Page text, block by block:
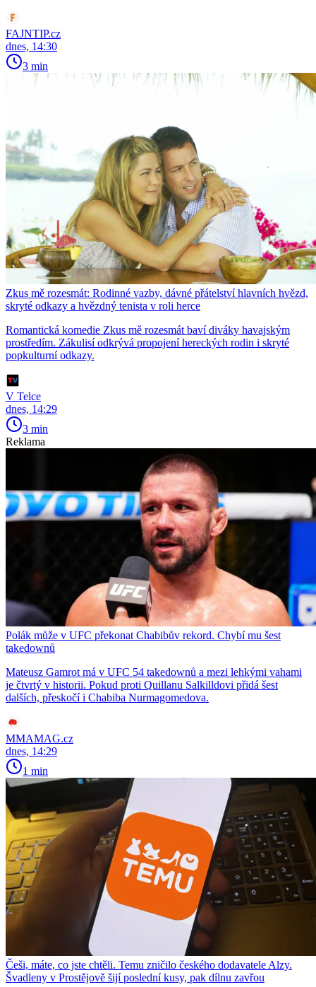
FAJNTIP.cz
dnes, 14:30
3 min
Zkus mě rozesmát: Rodinné vazby, dávné přátelství hlavních hvězd,
skryté odkazy a hvězdný tenista v roli herce
Romantická komedie Zkus mě rozesmát baví diváky havajským
prostředím. Zákulisí odkrývá propojení hereckých rodin i skryté
popkulturní odkazy.
V Telce
dnes, 14:29
3 min
Reklama
Polák může v UFC překonat Chabibův rekord. Chybí mu šest
takedownů
Mateusz Gamrot má v UFC 54 takedownů a mezi lehkými vahami
je čtvrtý v historii. Pokud proti Quillanu Salkilldovi přidá šest
dalších, přeskočí i Chabiba Nurmagomedova.
MMAMAG.cz
dnes, 14:29
1 min
Češi, máte, co jste chtěli. Temu zničilo českého dodavatele Alzy.
Švadleny v Prostějově šijí poslední kusy, pak dílnu zavřou